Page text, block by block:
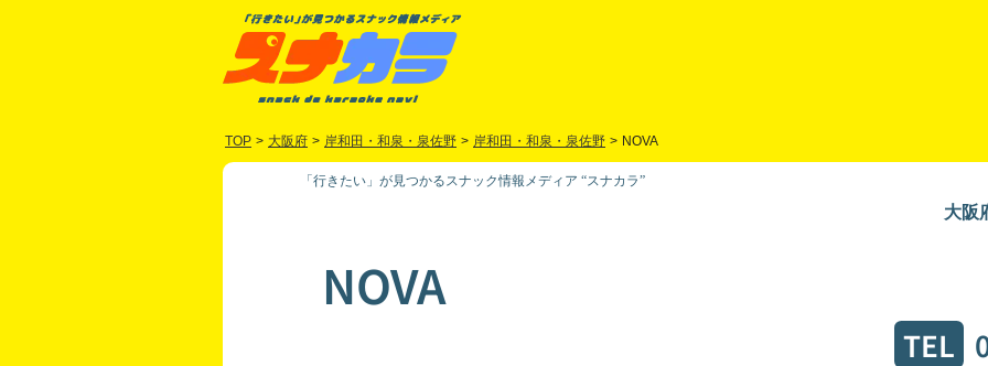
TOP > 大阪府 > 岸和田・和泉・泉佐野 > 岸和田・和泉・泉佐野 > NOVA
「行きたい」が見つかるスナック情報メディア “スナカラ”
大阪
NOVA
TEL